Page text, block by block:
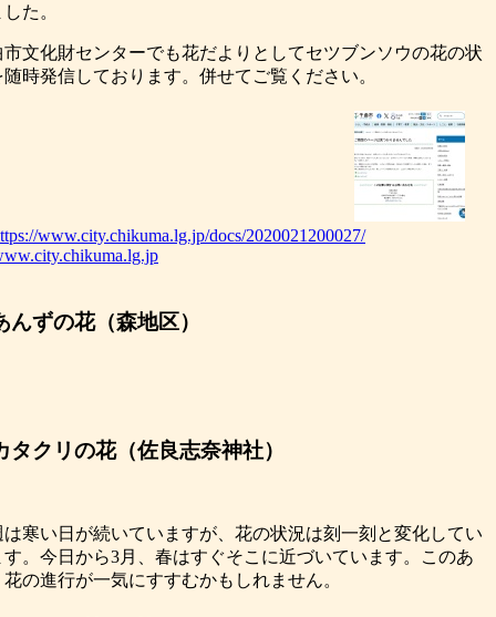
た。
市文化財センターでも花だよりとしてセツブンソウの花の状
随時発信しております。併せてご覧ください。
www.city.chikuma.lg.jp/docs/2020021200027/
ずの花（森地区）
クリの花（佐良志奈神社）
は寒い日が続いていますが、花の状況は刻一刻と変化してい
す。今日から3月、春はすぐそこに近づいています。このあ
花の進行が一気にすすむかもしれません。